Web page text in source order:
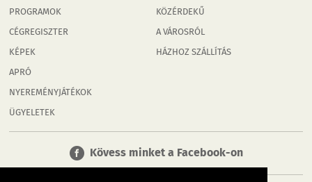
PROGRAMOK
CÉGREGISZTER
KÉPEK
APRÓ
NYEREMÉNYJÁTÉKOK
ÜGYELETEK
KÖZÉRDEKŰ
A VÁROSRÓL
HÁZHOZ SZÁLLÍTÁS
Kövess minket a Facebook-on